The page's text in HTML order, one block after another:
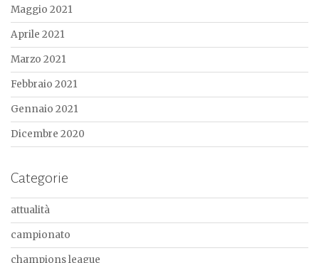
Maggio 2021
Aprile 2021
Marzo 2021
Febbraio 2021
Gennaio 2021
Dicembre 2020
Categorie
attualità
campionato
champions league